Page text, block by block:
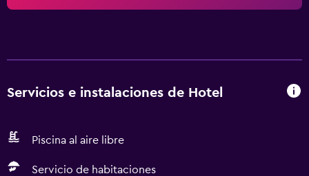
Servicios e instalaciones de Hotel
Piscina al aire libre
Servicio de habitaciones